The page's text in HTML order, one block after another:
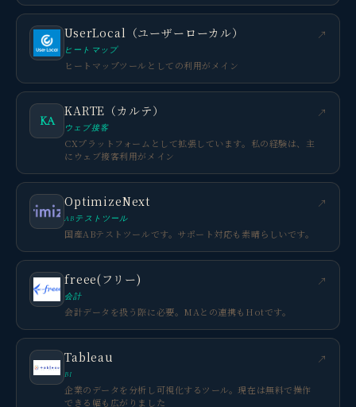
UserLocal（ユーザーローカル）
ヒートマップ
ヒートマップツールとしての利用がメイン
↗
KA
KARTE（カルテ）
ウェブ接客
CXプラットフォームとして拡張しています。私の経験は、主
にウェブ接客利用がメイン
↗
OptimizeNext
ABテストツール
国産ABテストツールです。サポート対応も素晴らしいです。
↗
freee(フリー)
会計
会計データを扱う際に必要。MAとの連携もHotです。
↗
Tableau
BI
企業のデータを分析し可視化するツール。現在は無料で操作
できる幅も広がりました
↗